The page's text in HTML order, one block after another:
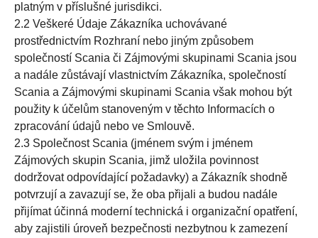
platným v příslušné jurisdikci.
2.2 Veškeré Údaje Zákazníka uchovávané
prostřednictvím Rozhraní nebo jiným způsobem
společností Scania či Zájmovými skupinami Scania jsou
a nadále zůstávají vlastnictvím Zákazníka, společností
Scania a Zájmovými skupinami Scania však mohou být
použity k účelům stanoveným v těchto Informacích o
zpracování údajů nebo ve Smlouvě.
2.3 Společnost Scania (jménem svým i jménem
Zájmových skupin Scania, jimž uložila povinnost
dodržovat odpovídající požadavky) a Zákazník shodně
potvrzují a zavazují se, že oba přijali a budou nadále
přijímat účinná moderní technická i organizační opatření,
aby zajistili úroveň bezpečnosti nezbytnou k zamezení